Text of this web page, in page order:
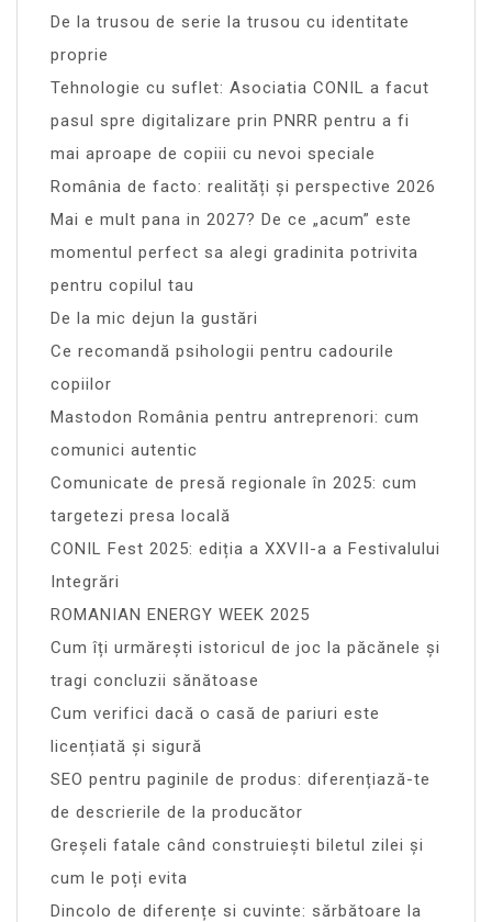
De la trusou de serie la trusou cu identitate
proprie
Tehnologie cu suflet: Asociatia CONIL a facut
pasul spre digitalizare prin PNRR pentru a fi
mai aproape de copiii cu nevoi speciale
România de facto: realități și perspective 2026
Mai e mult pana in 2027? De ce „acum” este
momentul perfect sa alegi gradinita potrivita
pentru copilul tau
De la mic dejun la gustări
Ce recomandă psihologii pentru cadourile
copiilor
Mastodon România pentru antreprenori: cum
comunici autentic
Comunicate de presă regionale în 2025: cum
targetezi presa locală
CONIL Fest 2025: ediția a XXVII-a a Festivalului
Integrări
ROMANIAN ENERGY WEEK 2025
Cum îți urmărești istoricul de joc la păcănele și
tragi concluzii sănătoase
Cum verifici dacă o casă de pariuri este
licențiată și sigură
SEO pentru paginile de produs: diferențiază-te
de descrierile de la producător
Greșeli fatale când construiești biletul zilei și
cum le poți evita
Dincolo de diferențe si cuvinte: sărbătoare la